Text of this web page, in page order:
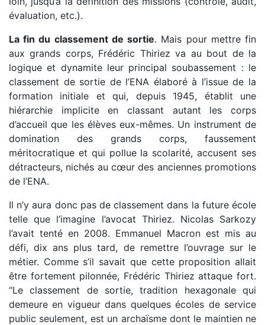
évaluation, etc.).
La fin du classement de sortie. Mais pour mettre fin
aux grands corps, Frédéric Thiriez va au bout de la
logique et dynamite leur principal soubassement : le
classement de sortie de l’ENA élaboré à l’issue de la
formation initiale et qui, depuis 1945, établit une
hiérarchie implicite en classant autant les corps
d’accueil que les élèves eux-mêmes. Un instrument de
domination des grands corps, faussement
méritocratique et qui pollue la scolarité, accusent ses
détracteurs, nichés au cœur des anciennes promotions
de l’ENA.
Il n’y aura donc pas de classement dans la future école
telle que l’imagine l’avocat Thiriez. Nicolas Sarkozy
l’avait tenté en 2008. Emmanuel Macron est mis au
défi, dix ans plus tard, de remettre l’ouvrage sur le
métier. Comme s’il savait que cette proposition allait
être fortement pilonnée, Frédéric Thiriez attaque fort.
“Le classement de sortie, tradition hexagonale qui
demeure en vigueur dans quelques écoles de service
public seulement, est un archaïsme dont le maintien ne